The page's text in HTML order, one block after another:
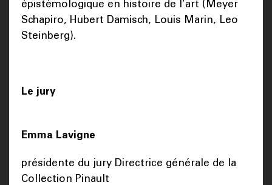
épistémologique en histoire de l’art (Meyer
Schapiro, Hubert Damisch, Louis Marin, Leo
Steinberg).
Le jury
Emma Lavigne
présidente du jury Directrice générale de la
Collection Pinault